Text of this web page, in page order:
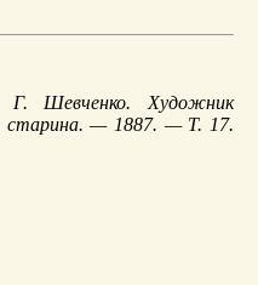
Г. Шевченко. Художник
старина. — 1887. — Т. 17.